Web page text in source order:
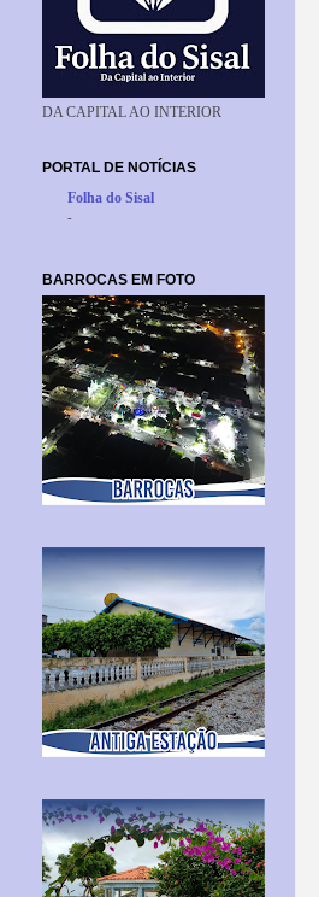
DA CAPITAL AO INTERIOR
PORTAL DE NOTÍCIAS
Folha do Sisal
-
BARROCAS EM FOTO